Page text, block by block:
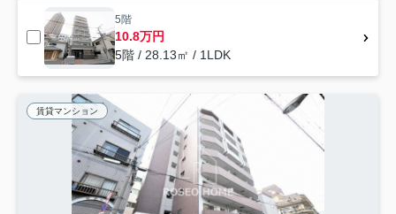
5階
10.8万円
5階 / 28.13㎡ / 1LDK
賃貸マンション